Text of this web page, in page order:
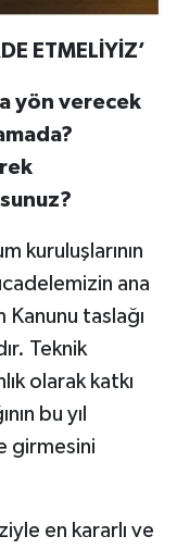
ETMELİYİZ’
yön verecek
kuruluşlarının
ana
taslağı
Teknik
olarak katkı
bu yıl
girmesini
en kararlı ve